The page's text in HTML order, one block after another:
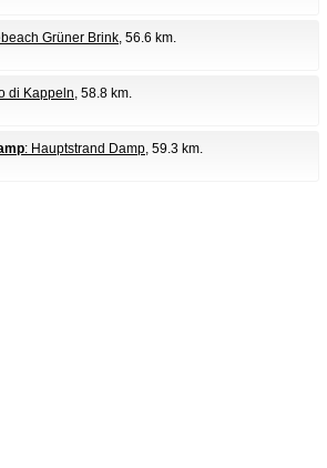
Grüner Brink, 56.6 km.
di Kappeln, 58.8 km.
: Hauptstrand Damp, 59.3 km.